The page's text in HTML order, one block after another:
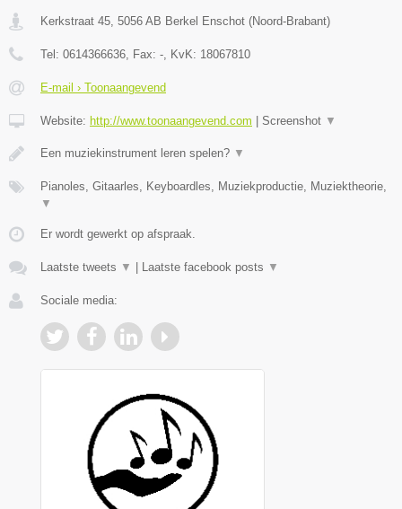
Kerkstraat 45 5056 AB Berkel Enschot (Noord-Brabant)
Tel: 0614366636 , Fax: - , KvK: 18067810
E-mail › Toonaangevend
Website: http://www.toonaangevend.com | Screenshot ▼
Een muziekinstrument leren spelen? ▼
Pianoles, Gitaarles, Keyboardles, Muziekproductie, Muziektheorie,
▼
Er wordt gewerkt op afspraak.
Laatste tweets ▼ | Laatste facebook posts ▼
Sociale media: